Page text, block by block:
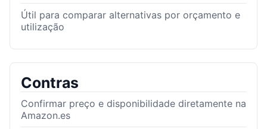
Útil para comparar alternativas por orçamento e
utilização
Contras
Confirmar preço e disponibilidade diretamente na
Amazon.es